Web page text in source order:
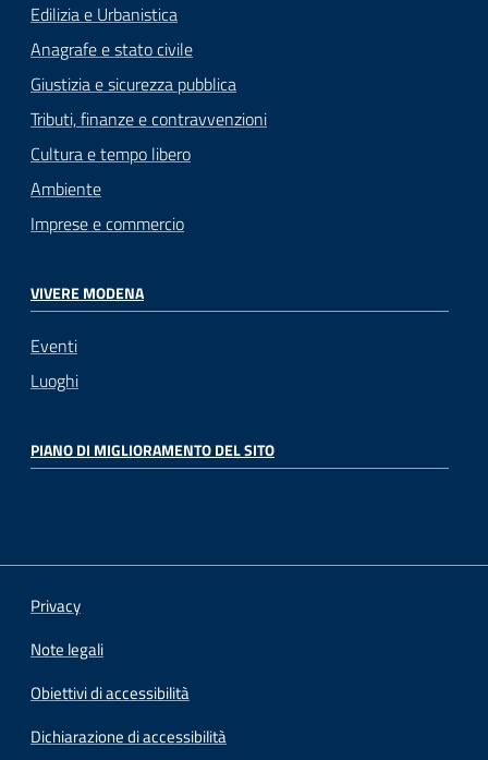
Edilizia e Urbanistica
Anagrafe e stato civile
Giustizia e sicurezza pubblica
Tributi, finanze e contravvenzioni
Cultura e tempo libero
Ambiente
Imprese e commercio
VIVERE MODENA
Eventi
Luoghi
PIANO DI MIGLIORAMENTO DEL SITO
Privacy
Note legali
Obiettivi di accessibilità
Dichiarazione di accessibilità